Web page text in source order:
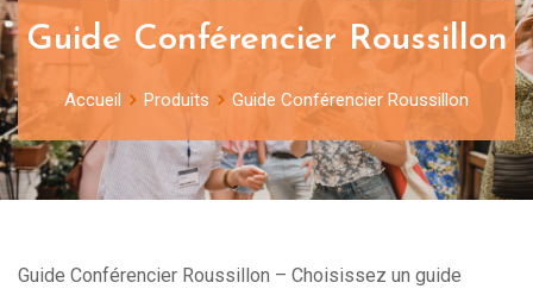
Guide Conférencier Roussillon
Accueil Produits Guide Conférencier Roussillon
Guide Conférencier Roussillon – Choisissez un guide